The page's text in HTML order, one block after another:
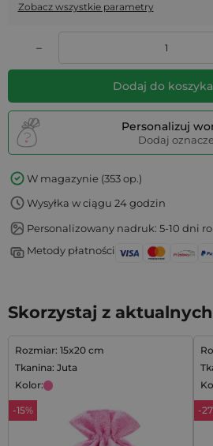
Zobacz wszystkie parametry
–
Dodaj do koszyka
Personalizuj
Dodaj
W magazynie (353 op.)
Wysyłka w ciągu 24 godzin
Personalizowany nadruk: 5-10 dni
Metody płatności
Skorzystaj z
Rozmiar: 15x20 cm
Tkanina: Juta
Kolor:
-15% -